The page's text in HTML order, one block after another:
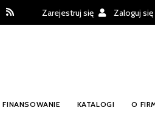
Zarejestruj się Zaloguj się
FINANSOWANIE KATALOGI O